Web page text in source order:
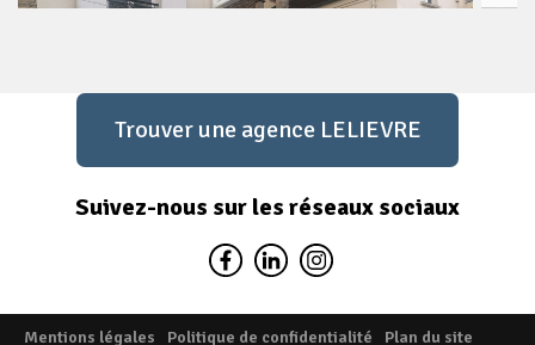
Montparnasse
Trouver une agence LELIEVRE
Suivez-nous sur les réseaux sociaux
Mentions légales Politique de confidentialité Plan du site